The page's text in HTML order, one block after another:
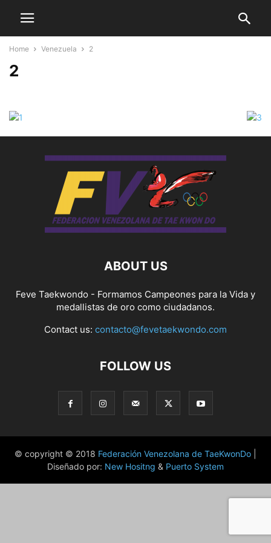
Home Venezuela 2
2
ABOUT US
Feve Taekwondo - Formamos Campeones para la Vida y
medallistas de oro como ciudadanos.
Contact us: contacto@fevetaekwondo.com
FOLLOW US
© copyright © 2018 Federación Venezolana de TaeKwonDo
Diseñado por: New Hositng & Puerto System